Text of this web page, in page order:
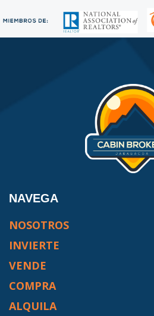
NAVEGA
NOSOTROS
INVIERTE
VENDE
COMPRA
ALQUILA